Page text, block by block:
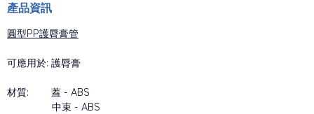
產品資訊
圓型PP護脣膏管
可應用於: 護脣膏
材質: 蓋 - ABS
中束 - ABS